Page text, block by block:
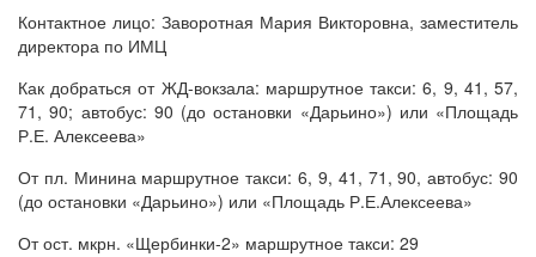
Контактное лицо: Заворотная Мария Викторовна, заместитель
директора по ИМЦ
Как добраться от ЖД-вокзала: маршрутное такси: 6, 9, 41, 57,
71, 90; автобус: 90 (до остановки «Дарьино») или «Площадь
Р.Е. Алексеева»
От пл. Минина маршрутное такси: 6, 9, 41, 71, 90, автобус: 90
(до остановки «Дарьино») или «Площадь Р.Е.Алексеева»
От ост. мкрн. «Щербинки-2» маршрутное такси: 29